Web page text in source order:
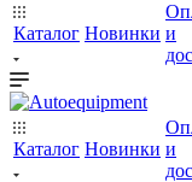
Каталог Новинки и
Каталог Новинки и